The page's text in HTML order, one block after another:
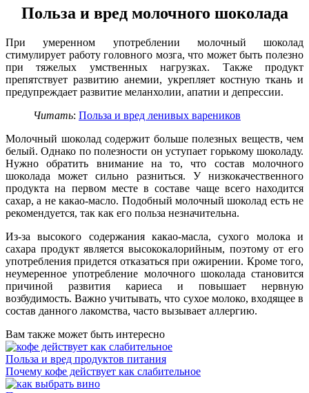
Польза и вред молочного шоколада
При умеренном употреблении молочный шоколад
стимулирует работу головного мозга, что может быть полезно
при тяжелых умственных нагрузках. Также продукт
препятствует развитию анемии, укрепляет костную ткань и
предупреждает развитие меланхолии, апатии и депрессии.
Читать: Польза и вред ленивых вареников
Молочный шоколад содержит больше полезных веществ, чем
белый. Однако по полезности он уступает горькому шоколаду.
Нужно обратить внимание на то, что состав молочного
шоколада может сильно разниться. У низкокачественного
продукта на первом месте в составе чаще всего находится
сахар, а не какао-масло. Подобный молочный шоколад есть не
рекомендуется, так как его польза незначительна.
Из-за высокого содержания какао-масла, сухого молока и
сахара продукт является высококалорийным, поэтому от его
употребления придется отказаться при ожирении. Кроме того,
неумеренное употребление молочного шоколада становится
причиной развития кариеса и повышает нервную
возбудимость. Важно учитывать, что сухое молоко, входящее в
состав данного лакомства, часто вызывает аллергию.
Вам также может быть интересно
Польза и вред продуктов питания
Почему кофе действует как слабительное